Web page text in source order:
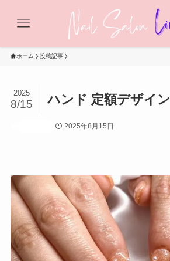
ホーム 投稿記事
ハンド 定額デザイン
2025
8/15
2025年8月15日